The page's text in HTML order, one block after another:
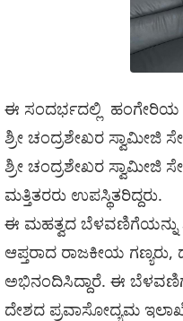
ಈ ಸಂದರ್ಭದಲ್ಲಿ ಹಂಗೇರಿಯ
ಶ್ರೀ ಚಂದ್ರಶೇಖರ ಸ್ವಾಮೀಜಿ
ಶ್ರೀ ಚಂದ್ರಶೇಖರ
ಮತ್ತಿತರರು ಉಪಸ್ಥಿತರಿದ್ದರು.
ಈ ಮಹತ್ವದ ಬೆಳವಣಿಗೆಯನ್ನು
ಆಪ್ತರಾದ ರಾಜಕೀಯ
ಅಭಿನಂದಿಸಿದ್ದಾರೆ. ಈ
ದೇಶದ ಪ್ರವಾಸೋದ್ಯಮ ಇಲಾಖೆ